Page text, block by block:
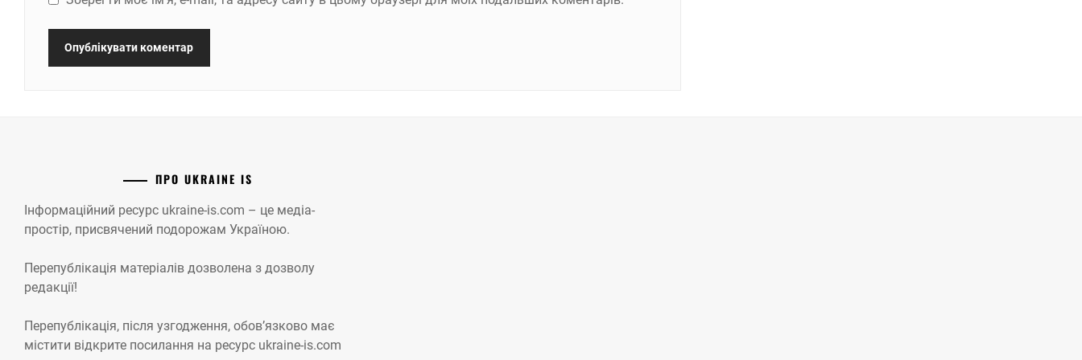
ПРО UKRAINE IS
Інформаційний ресурс ukraine-is.com – це медіа-
простір, присвячений подорожам Україною.
Перепублікація матеріалів дозволена з дозволу
редакції!
Перепублікація, після узгодження, обов’язково має
містити відкрите посилання на ресурс ukraine-is.com